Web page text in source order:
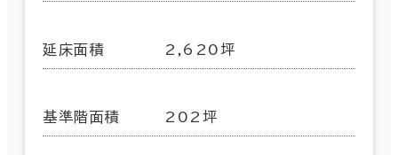
延床面積 2,620坪
基準階面積 202坪